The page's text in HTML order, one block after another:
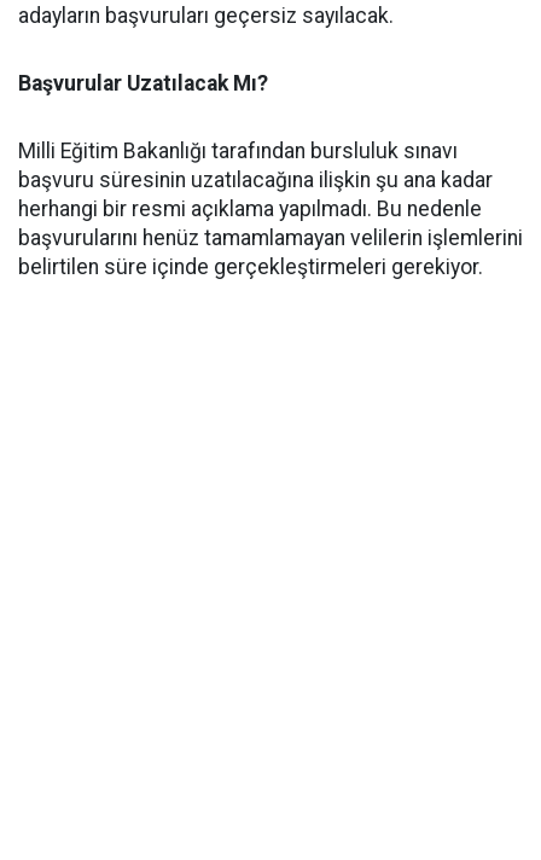
adayların başvuruları geçersiz sayılacak.
Başvurular Uzatılacak Mı?
Milli Eğitim Bakanlığı tarafından bursluluk sınavı
başvuru süresinin uzatılacağına ilişkin şu ana kadar
herhangi bir resmi açıklama yapılmadı. Bu nedenle
başvurularını henüz tamamlamayan velilerin işlemlerini
belirtilen süre içinde gerçekleştirmeleri gerekiyor.